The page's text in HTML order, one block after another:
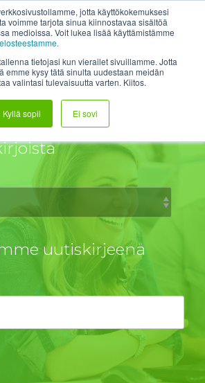
jotta käyttökokemuksesi
voimme tarjota sinua kiinnostavaa sisältöä
medioissa. Voit lukea lisää käyttämistämme
tietojasi kun vierailet sivuillamme. Jotta
emme kysy tätä sinulta uudestaan meidän
valintasi tulevaisuutta varten. Kiitos.
Kyllä sopii Ei sovi
Help Center Login Etätuki
Blogit
uutiskirjeenä